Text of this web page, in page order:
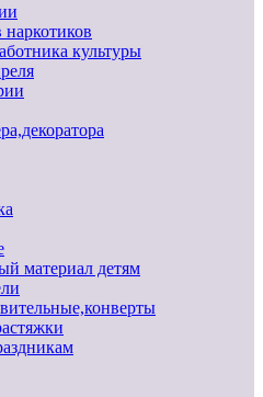
культуры
материал детям